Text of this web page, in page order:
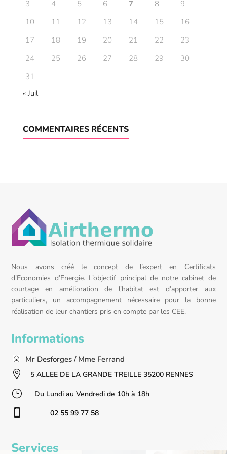
3 4 5 6 7 8
9
10
11 12 13 14 15
16
17
18 19 20 21 22
23
24
25 26 27 28 29
30
31
« Juil
COMMENTAIRES RÉCENTS
Nous avons créé le concept de l’expert en Certificats
d’Economies d’Energie. L’objectif principal de notre cabinet de
courtage en amélioration de l’habitat est d’apporter aux
particuliers, un accompagnement nécessaire pour la bonne
réalisation de leur chantiers pris en compte par les CEE.
Informations
Mr Desforges / Mme Ferrand

5 ALLEE DE LA GRANDE TREILLE 35200 RENNES
} Du Lundi au Vendredi de 10h à 18h
 02 55 99 77 58
Services